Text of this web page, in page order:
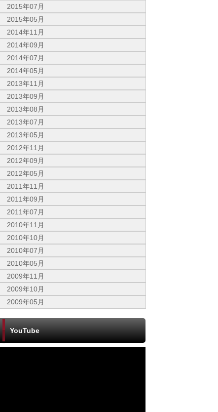
2015年07月
2015年05月
2014年11月
2014年09月
2014年07月
2014年05月
2013年11月
2013年09月
2013年08月
2013年07月
2013年05月
2012年11月
2012年09月
2012年05月
2011年11月
2011年09月
2011年07月
2010年11月
2010年10月
2010年07月
2010年05月
2009年11月
2009年10月
2009年05月
YouTube